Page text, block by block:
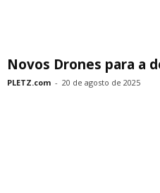
Novos Drones para a
PLETZ.com - 20 de agosto de 2025